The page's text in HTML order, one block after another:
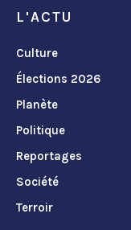
L'ACTU
Culture
Élections 2026
Planète
Politique
Reportages
Société
Terroir